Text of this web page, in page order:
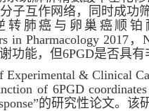
子互作网络，同时成功
转肺癌与卵巢癌顺
in Pharmacology 2017 ，
功能，但6PGD是否具有
Experimental & Clinical
of 6PGD
”的研究性论文。该